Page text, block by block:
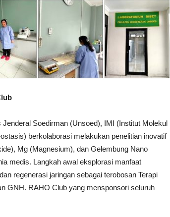
Soedirman (Unsoed), IMI (Institut Molekul
berkolaborasi melakukan penelitian inovatif
Mg (Magnesium), dan Gelembung Nano
medis. Langkah awal eksplorasi manfaat
regenerasi jaringan sebagai terobosan Terapi
GNH. RAHO Club yang mensponsori seluruh